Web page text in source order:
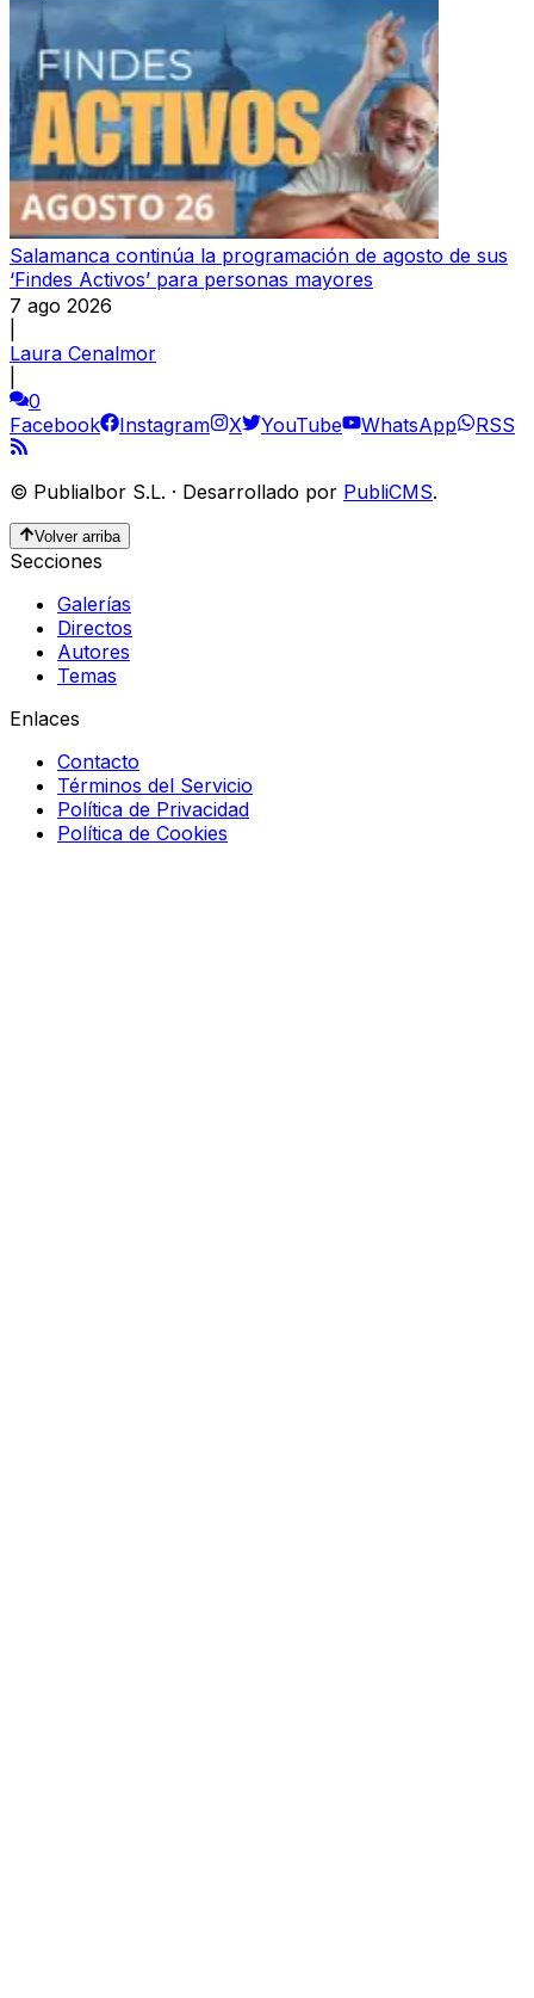
Salamanca continúa la programación de agosto de sus
‘Findes Activos’ para personas mayores
7 ago 2026
Laura Cenalmor
0
Facebook
Instagram X YouTube WhatsApp RSS
© Publialbor S.L. · Desarrollado por PubliCMS.
Volver arriba
Secciones
Galerías
Directos
Autores
Temas
Enlaces
Contacto
Términos del Servicio
Política de Privacidad
Política de Cookies